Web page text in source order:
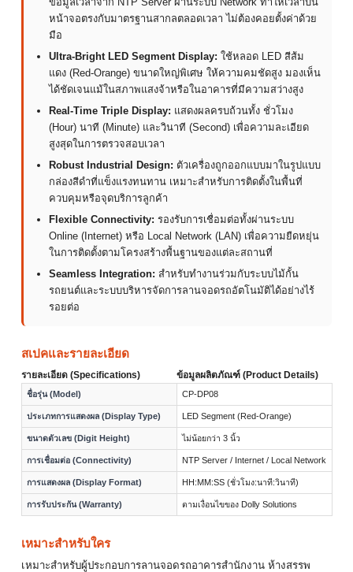
หน้าจอตรงกับมาตรฐานสากลตลอดเวลา ไม่ต้องคอยตั้งค่าด้วย
มือ
Ultra-Bright LED Segment Display: ใช้หลอด LED สีส้ม
แดง (Red-Orange) ขนาดใหญ่พิเศษ ให้ความคมชัดสูง มองเห็น
ได้ชัดเจนแม้ในสภาพแสงจ้าหรือในอาคารที่มีความสว่างสูง
Real-Time Triple Display: แสดงผลครบถ้วนทั้ง ชั่วโมง
(Hour) นาที (Minute) และวินาที (Second) เพื่อความละเอียด
สูงสุดในการตรวจสอบเวลา
Robust Industrial Design: ตัวเครื่องถูกออกแบบมาในรูปแบบ
กล่องสีดำที่แข็งแรงทนทาน เหมาะสำหรับการติดตั้งในพื้นที่
ควบคุมหรือจุดบริการลูกค้า
Flexible Connectivity: รองรับการเชื่อมต่อทั้งผ่านระบบ
Online (Internet) หรือ Local Network (LAN) เพื่อความยืดหยุ่น
ในการติดตั้งตามโครงสร้างพื้นฐานของแต่ละสถานที่
Seamless Integration: สำหรับทำงานร่วมกับระบบไม้กั้น
รถยนต์และระบบบริหารจัดการลานจอดรถอัตโนมัติได้อย่างไร้
รอยต่อ
สเปคและรายละเอียด
รายละเอียด (Specifications) ข้อมูลผลิตภัณฑ์ (Product Details)
ชื่อรุ่น (Model) CP-DP08
ประเภทการแสดงผล (Display Type) LED Segment (Red-Orange)
ขนาดตัวเลข (Digit Height) ไม่น้อยกว่า 3 นิ้ว
การเชื่อมต่อ (Connectivity) NTP Server / Internet / Local Network
การแสดงผล (Display Format) HH:MM:SS (ชั่วโมง:นาที:วินาที)
การรับประกัน (Warranty) ตามเงื่อนไขของ Dolly Solutions
เหมาะสำหรับใคร
เหมาะสำหรับผู้ประกอบการลานจอดรถอาคารสำนักงาน ห้างสรรพ